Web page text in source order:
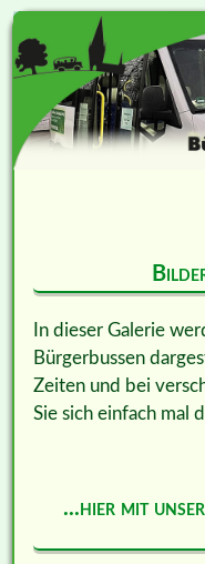
In dieser Galerie
Bürgerbussen
Zeiten und bei
Sie sich einfach mal
...hier mit